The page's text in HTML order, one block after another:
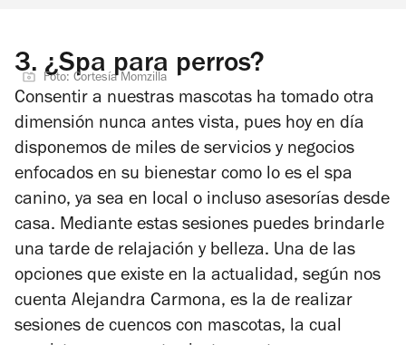
3. ¿Spa para perros?
Foto: Cortesía Momzilla
Consentir a nuestras mascotas ha tomado otra
dimensión nunca antes vista, pues hoy en día
disponemos de miles de servicios y negocios
enfocados en su bienestar como lo es el spa
canino, ya sea en local o incluso asesorías desde
casa. Mediante estas sesiones puedes brindarle
una tarde de relajación y belleza. Una de las
opciones que existe en la actualidad, según nos
cuenta Alejandra Carmona, es la de realizar
sesiones de cuencos con mascotas, la cual